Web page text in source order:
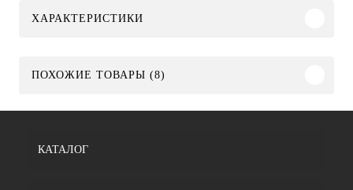
ХАРАКТЕРИСТИКИ
ПОХОЖИЕ ТОВАРЫ (8)
КАТАЛОГ